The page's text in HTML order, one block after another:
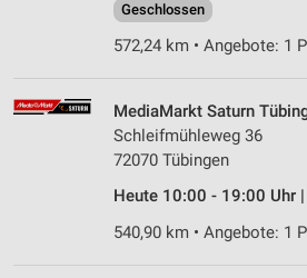
Geschlossen
572,24 km • Angebote: 1
MediaMarkt Saturn
Schleifmühleweg 36
72070 Tübingen
Heute 10:00 - 19:00 Uhr |
540,90 km • Angebote: 1